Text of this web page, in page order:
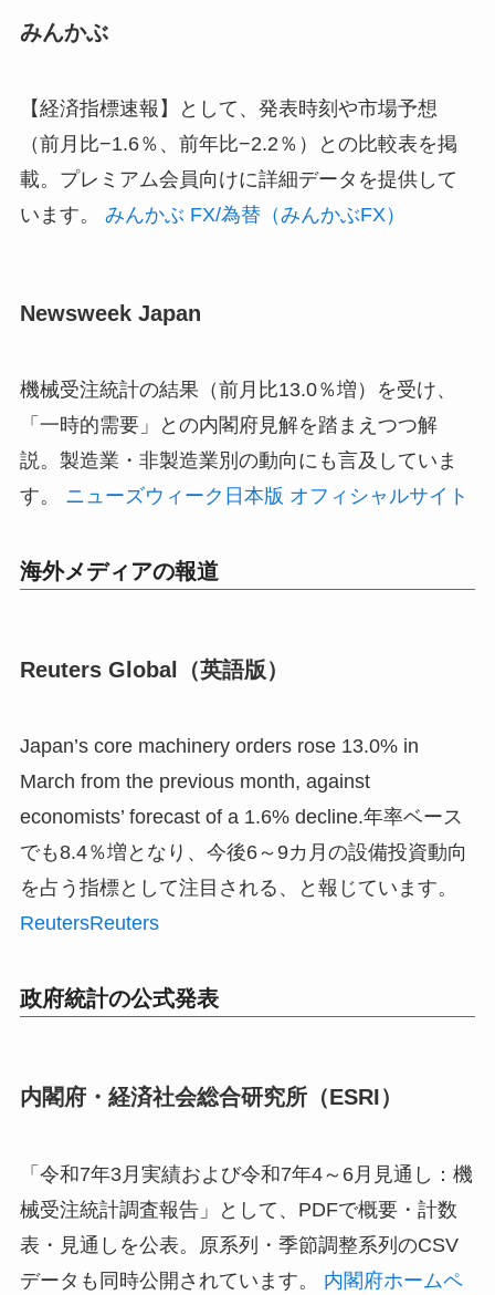
みんかぶ
【経済指標速報】として、発表時刻や市場予想
（前月比−1.6％、前年比−2.2％）との比較表を掲
載。プレミアム会員向けに詳細データを提供して
います。 みんかぶ FX/為替（みんかぶFX）
Newsweek Japan
機械受注統計の結果（前月比13.0％増）を受け、
「一時的需要」との内閣府見解を踏まえつつ解
説。製造業・非製造業別の動向にも言及していま
す。 ニューズウィーク日本版 オフィシャルサイト
海外メディアの報道
Reuters Global（英語版）
Japan’s core machinery orders rose 13.0% in
March from the previous month, against
economists’ forecast of a 1.6% decline.年率ベース
でも8.4％増となり、今後6～9カ月の設備投資動向
を占う指標として注目される、と報じています。
ReutersReuters
政府統計の公式発表
内閣府・経済社会総合研究所（ESRI）
「令和7年3月実績および令和7年4～6月見通し：機
械受注統計調査報告」として、PDFで概要・計数
表・見通しを公表。原系列・季節調整系列のCSV
データも同時公開されています。 内閣府ホームペ